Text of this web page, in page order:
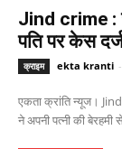
Jind crime :
पति पर केस
क्राइम ekta kranti -
एकता क्रांति न्यूज।
ने अपनी पत्नी की बेरहमी